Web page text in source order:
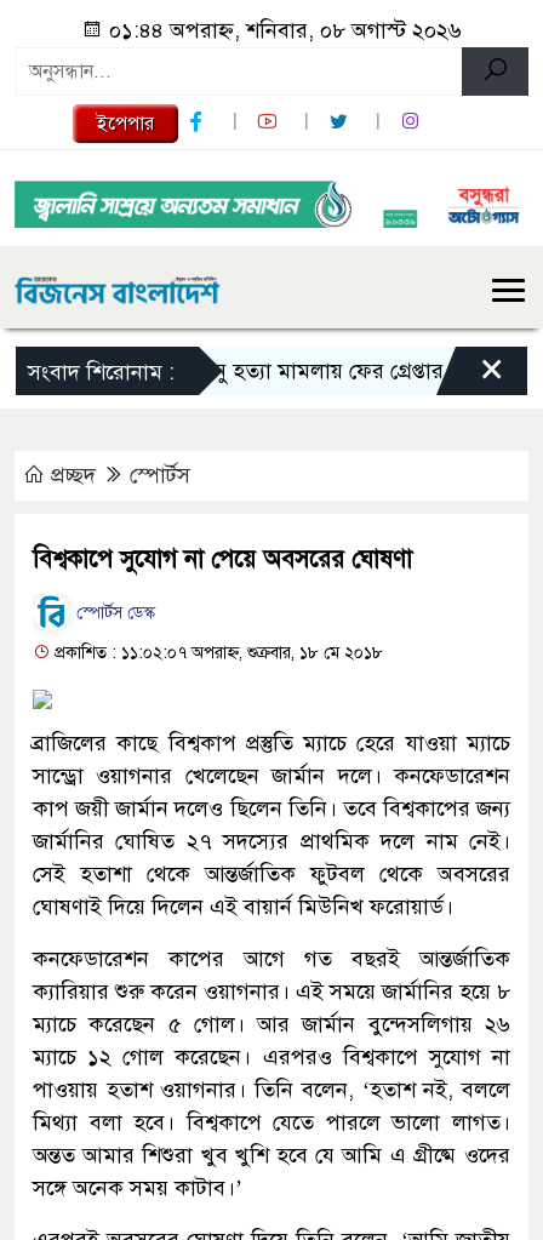
০১:৪৪ অপরাহ্ন, শনিবার, ০৮ অগাস্ট ২০২৬
ইপেপার
সংবাদ শিরোনাম :তনু হত্যা মামলায় ফের গ্রেপ্তার সাবেক ×
প্রচ্ছদ স্পোর্টস
বিশ্বকাপে সুযোগ না পেয়ে অবসরের ঘোষণা
স্পোর্টস ডেস্ক
প্রকাশিত : ১১:০২:০৭ অপরাহ্ন, শুক্রবার, ১৮ মে ২০১৮
ব্রাজিলের কাছে বিশ্বকাপ প্রস্তুতি ম্যাচে হেরে যাওয়া ম্যাচে
সান্ড্রো ওয়াগনার খেলেছেন জার্মান দলে। কনফেডারেশন
কাপ জয়ী জার্মান দলেও ছিলেন তিনি। তবে বিশ্বকাপের জন্য
জার্মানির ঘোষিত ২৭ সদস্যের প্রাথমিক দলে নাম নেই।
সেই হতাশা থেকে আন্তর্জাতিক ফুটবল থেকে অবসরের
ঘোষণাই দিয়ে দিলেন এই বায়ার্ন মিউনিখ ফরোয়ার্ড।
কনফেডারেশন কাপের আগে গত বছরই আন্তর্জাতিক
ক্যারিয়ার শুরু করেন ওয়াগনার। এই সময়ে জার্মানির হয়ে ৮
ম্যাচে করেছেন ৫ গোল। আর জার্মান বুন্দেসলিগায় ২৬
ম্যাচে ১২ গোল করেছেন। এরপরও বিশ্বকাপে সুযোগ না
পাওয়ায় হতাশ ওয়াগনার। তিনি বলেন, ‘হতাশ নই, বললে
মিথ্যা বলা হবে। বিশ্বকাপে যেতে পারলে ভালো লাগত।
অন্তত আমার শিশুরা খুব খুশি হবে যে আমি এ গ্রীষ্মে ওদের
সঙ্গে অনেক সময় কাটাব।’